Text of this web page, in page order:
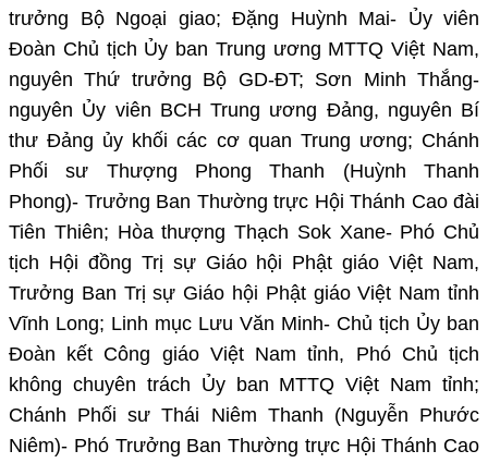
trưởng Bộ Ngoại giao; Đặng Huỳnh Mai- Ủy viên
Đoàn Chủ tịch Ủy ban Trung ương MTTQ Việt Nam,
nguyên Thứ trưởng Bộ GD-ĐT; Sơn Minh Thắng-
nguyên Ủy viên BCH Trung ương Đảng, nguyên Bí
thư Đảng ủy khối các cơ quan Trung ương; Chánh
Phối sư Thượng Phong Thanh (Huỳnh Thanh
Phong)- Trưởng Ban Thường trực Hội Thánh Cao đài
Tiên Thiên; Hòa thượng Thạch Sok Xane- Phó Chủ
tịch Hội đồng Trị sự Giáo hội Phật giáo Việt Nam,
Trưởng Ban Trị sự Giáo hội Phật giáo Việt Nam tỉnh
Vĩnh Long; Linh mục Lưu Văn Minh- Chủ tịch Ủy ban
Đoàn kết Công giáo Việt Nam tỉnh, Phó Chủ tịch
không chuyên trách Ủy ban MTTQ Việt Nam tỉnh;
Chánh Phối sư Thái Niêm Thanh (Nguyễn Phước
Niêm)- Phó Trưởng Ban Thường trực Hội Thánh Cao